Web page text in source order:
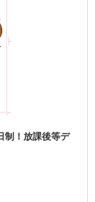
制！放課後等デ